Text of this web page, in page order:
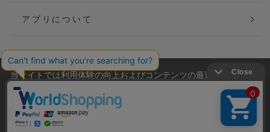
アプリについて
会社概要
ご利用規約
当サイトでは利用体験の向上およびコンテンツの最適な提供、ト
ラフィックの分析を目的としてCookieを使用しています。
サイトの閲覧を継続された場合、Cookieの利用に同意したことも
のといたします。
詳細については
をご確認ください。